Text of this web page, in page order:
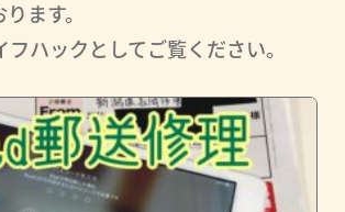
ます。
ハックとしてご覧ください。